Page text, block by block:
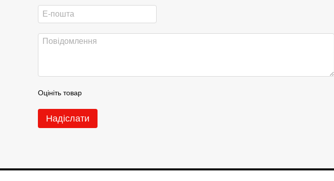
Оцініть товар
Надіслати